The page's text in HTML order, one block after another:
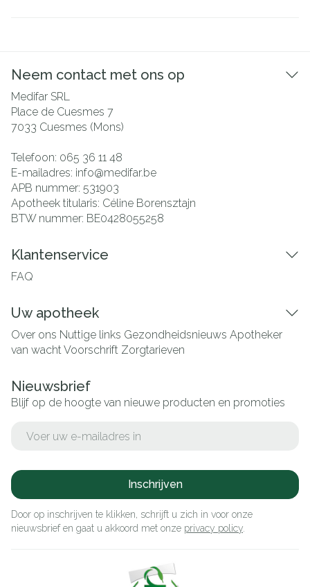
Neem contact met ons op
Medifar SRL
Place de Cuesmes 7
7033 Cuesmes (Mons)
Telefoon: 065 36 11 48
E-mailadres: info@medifar.be
APB nummer: 531903
Apotheek titularis: Céline Borensztajn
BTW nummer: BE0428055258
Klantenservice
FAQ
Uw apotheek
Over ons Nuttige links Gezondheidsnieuws Apotheker
van wachtVoorschrift Zorgtarieven
Nieuwsbrief
Blijf op de hoogte van nieuwe producten en promoties
Inschrijven
Door op inschrijven te klikken, schrijft u zich in voor onze
nieuwsbrief en gaat u akkoord met onze privacy policy